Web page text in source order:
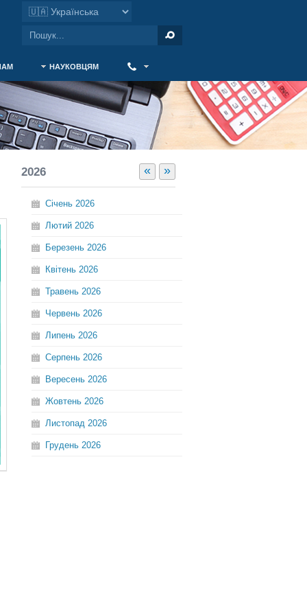
НАУКОВЦЯМ
« »
2026
Січень 2026
Лютий 2026
Березень 2026
Квітень 2026
Травень 2026
Червень 2026
Липень 2026
Серпень 2026
Вересень 2026
Жовтень 2026
Листопад 2026
Грудень 2026